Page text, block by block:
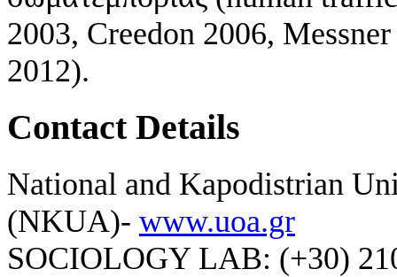
2003, Creedon 2006,
2012).
Contact Details
National and Kapodistrian
(NKUA)- www.uoa.gr
SOCIOLOGY LAB: (+30)